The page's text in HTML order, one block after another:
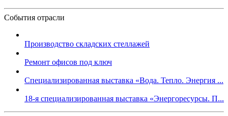
События отрасли
Производство складских стеллажей
Ремонт офисов под ключ
Специализированная выставка «Вода. Тепло. Энергия ...
18-я специализированная выставка «Энергоресурсы. П...